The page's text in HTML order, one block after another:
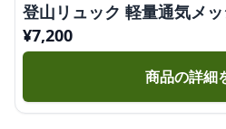
登山リュック 軽量通気メ
¥7,200
商品の詳細